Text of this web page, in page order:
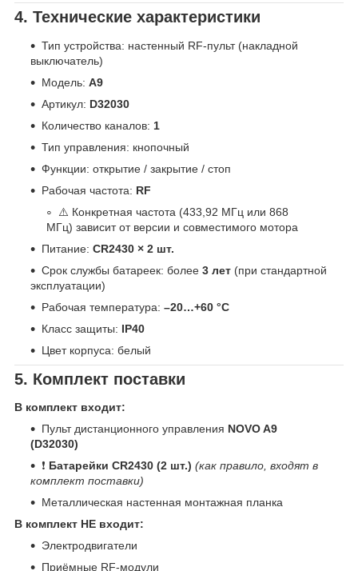
4. Технические характеристики
Тип устройства: настенный RF-пульт (накладной
выключатель)
Модель: A9
Артикул: D32030
Количество каналов: 1
Тип управления: кнопочный
Функции: открытие / закрытие / стоп
Рабочая частота: RF
⚠️ Конкретная частота (433,92 МГц или 868
МГц) зависит от версии и совместимого мотора
Питание: CR2430 × 2 шт.
Срок службы батареек: более 3 лет (при стандартной
эксплуатации)
Рабочая температура: –20…+60 °C
Класс защиты: IP40
Цвет корпуса: белый
5. Комплект поставки
В комплект входит:
Пульт дистанционного управления NOVO A9
(D32030)
❗ Батарейки CR2430 (2 шт.) (как правило, входят в
комплект поставки)
Металлическая настенная монтажная планка
В комплект НЕ входит:
Электродвигатели
Приёмные RF-модули